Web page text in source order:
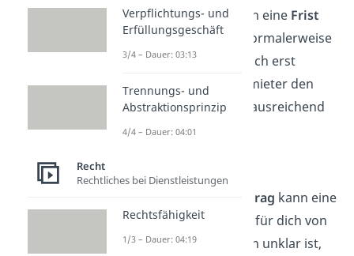
informierst und ihm dann eine Frist
zur Beseitigungsetzt. Normalerweise
darfst du die Miete nämlich erst
mindern, wenn dein Vermieter den
Mangel nicht oder nicht ausreichend
beseitigt.
Beispiel 2:
Rundfunkbeitrag kann eine
Zahlung unter Vorbehalt für dich von
Vorteil sein — etwa, wenn unklar ist,
Verpflichtungs- und
Erfüllungsgeschäft
3/4 – Dauer: 03:13
Trennungs- und
Abstraktionsprinzip
4/4 – Dauer: 04:01
Recht
Rechtliches bei Dienstleistungen
Rechtsfähigkeit
1/3 – Dauer: 04:19